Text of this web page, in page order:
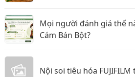
Mọi người đánh giá thế
Cám Bán Bột?
Nội soi tiêu hóa